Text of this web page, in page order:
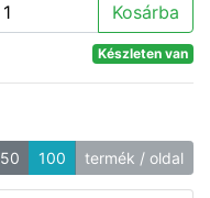
Kosárba
Készleten van
50 100 termék / oldal